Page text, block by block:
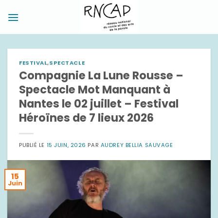
au
FESTIVAL,SPECTACLE
Compagnie La Lune Rousse –
Spectacle Mot Manquant à
Nantes le 02 juillet – Festival
Héroïnes de 7 lieux 2026
PUBLIÉ LE 15 JUIN, 2026 PAR AUDREY BELLIA SAUVAGE
15
Juin